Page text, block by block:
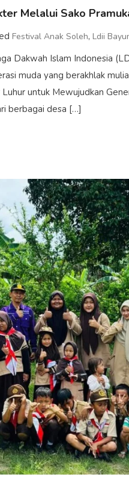
Melalui Sako
Festival Anak Soleh, Ldii
Dakwah Islam Indonesia
muda yang berakhlak
untuk Mewujudkan
berbagai desa […]